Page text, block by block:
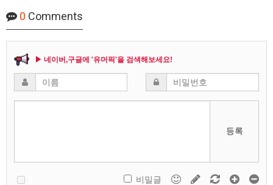
0 Comments
▶ 네이버,구글에 '유머픽'을 검색해보세요!
등록
비밀글